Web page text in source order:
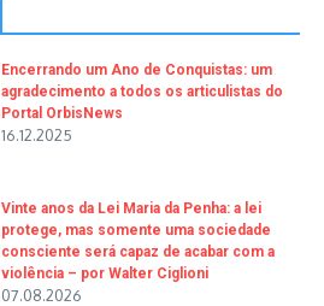
Encerrando um Ano de Conquistas: um
agradecimento a todos os articulistas do
Portal OrbisNews
16.12.2025
Vinte anos da Lei Maria da Penha: a lei
protege, mas somente uma sociedade
consciente será capaz de acabar com a
violência – por Walter Ciglioni
07.08.2026